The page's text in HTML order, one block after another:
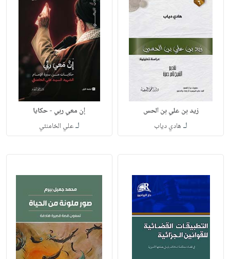
زيد بن علي بن الحس
لـ هادي دياب
إن معي ربي - حكايا
لـعلي الخامنئي